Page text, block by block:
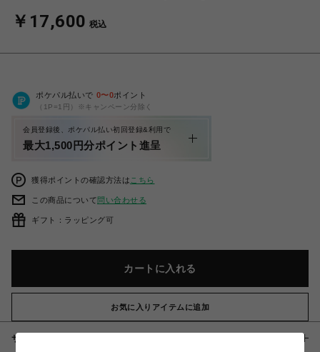
￥17,600 税込
ポケパル払いで 0〜0ポイント
（1P=1円）※キャンペーン分除く
会員登録後、ポケパル払い初回登録&利用で
最大1,500円分ポイント進呈
獲得ポイントの確認方法は こちら
この商品について問い合わせる
ギフト：ラッピング可
カートに入れる
お気に入りアイテムに追加
サイズ